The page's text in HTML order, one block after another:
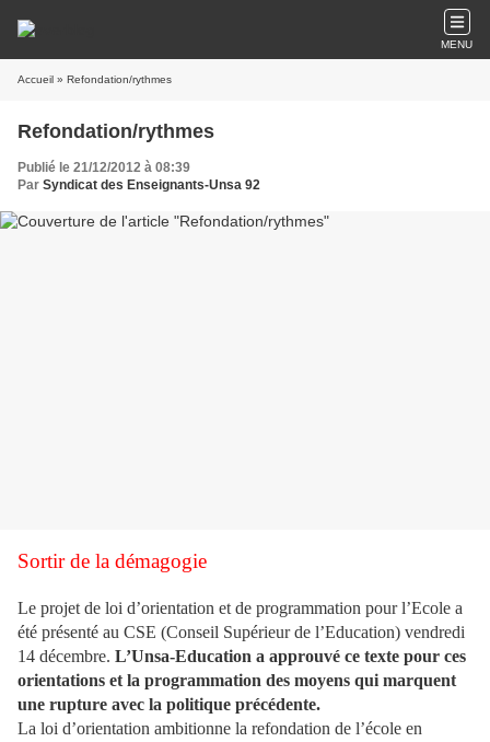
MENU
Accueil » Refondation/rythmes
Refondation/rythmes
Publié le 21/12/2012 à 08:39
Par Syndicat des Enseignants-Unsa 92
Sortir de la démagogie
Le projet de loi d’orientation et de programmation pour l’Ecole a
été présenté au CSE (Conseil Supérieur de l’Education) vendredi
14 décembre. L’Unsa-Education a approuvé ce texte pour ces
orientations et la programmation des moyens qui marquent
une rupture avec la politique précédente.
La loi d’orientation ambitionne la refondation de l’école en